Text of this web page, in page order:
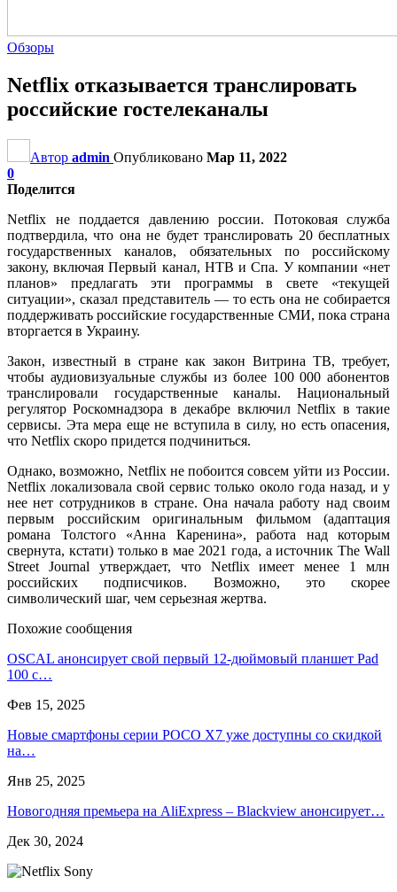
Обзоры
Netflix отказывается транслировать
российские гостелеканалы
Автор admin Опубликовано Мар 11, 2022
0
Поделится
Netflix не поддается давлению россии. Потоковая служба
подтвердила, что она не будет транслировать 20 бесплатных
государственных каналов, обязательных по российскому
закону, включая Первый канал, НТВ и Спа. У компании «нет
планов» предлагать эти программы в свете «текущей
ситуации», сказал представитель — то есть она не собирается
поддерживать российские государственные СМИ, пока страна
вторгается в Украину.
Закон, известный в стране как закон Витрина ТВ, требует,
чтобы аудиовизуальные службы из более 100 000 абонентов
транслировали государственные каналы. Национальный
регулятор Роскомнадзора в декабре включил Netflix в такие
сервисы. Эта мера еще не вступила в силу, но есть опасения,
что Netflix скоро придется подчиниться.
Однако, возможно, Netflix не побоится совсем уйти из России.
Netflix локализовала свой сервис только около года назад, и у
нее нет сотрудников в стране. Она начала работу над своим
первым российским оригинальным фильмом (адаптация
романа Толстого «Анна Каренина», работа над которым
свернута, кстати) только в мае 2021 года, а источник The Wall
Street Journal утверждает, что Netflix имеет менее 1 млн
российских подписчиков. Возможно, это скорее
символический шаг, чем серьезная жертва.
Похожие сообщения
OSCAL анонсирует свой первый 12-дюймовый планшет Pad
100 с…
Фев 15, 2025
Новые смартфоны серии POCO X7 уже доступны со скидкой
на…
Янв 25, 2025
Новогодняя премьера на AliExpress – Blackview анонсирует…
Дек 30, 2024